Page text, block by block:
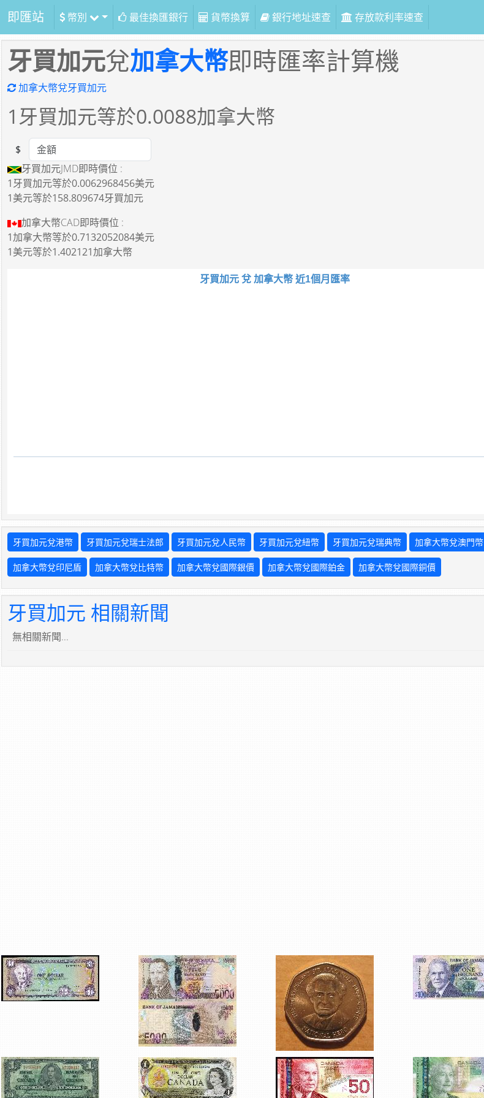
即匯站 幣別 最佳換匯銀行 貨幣換算 銀行地址速查 存放款利率速查
牙買加元兌加拿大幣即時匯率計算機
加拿大幣兌牙買加元
1牙買加元等於0.0088加拿大幣
Amount
$
牙買加元JMD即時價位 :
1牙買加元等於0.0062968456美元
1美元等於158.809674牙買加元
加拿大幣CAD即時價位 :
1加拿大幣等於0.7132052084美元
1美元等於1.402121加拿大幣
牙買加元 兌 加拿大幣 近1個月匯率
牙買加元兌港幣 牙買加元兌瑞士法郎 牙買加元兌人民幣 牙買加元兌紐幣 牙買加元兌瑞典幣 加拿大幣兌澳門幣
加拿大幣兌印尼盾 加拿大幣兌比特幣 加拿大幣兌國際銀價 加拿大幣兌國際鉑金 加拿大幣兌國際銅價
牙買加元 相關新聞
無相關新聞...